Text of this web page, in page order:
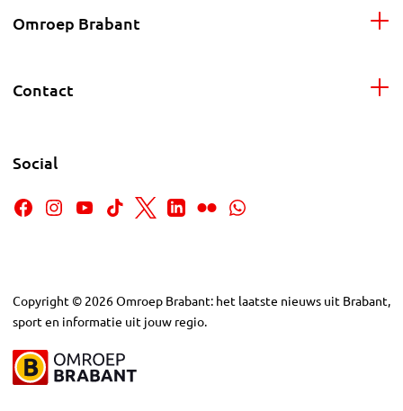
Omroep Brabant
Contact
Social
Copyright © 2026Omroep Brabant: het laatste nieuws uit Brabant,
sport en informatie uit jouw regio.